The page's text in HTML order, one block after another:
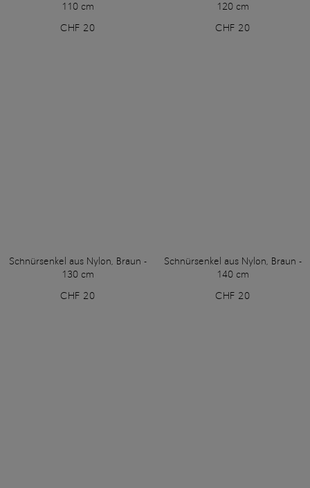
110 cm
CHF 20
120 cm
CHF 20
Schnürsenkel aus Nylon, Braun -
130 cm
CHF 20
Schnürsenkel aus Nylon, Braun -
140 cm
CHF 20